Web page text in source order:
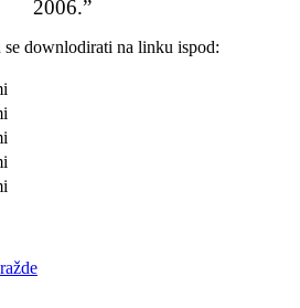
Sandžačkih igara “Goražde
downlodirati na linku ispod: